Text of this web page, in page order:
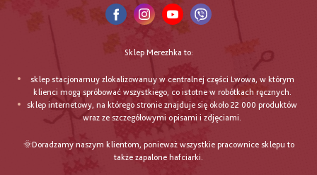
Sklep Merezhka to:
sklep stacjonarnuy zlokalizowanuy w centralnej części Lwowa, w którym
klienci mogą spróbować wszystkiego, co istotne w robótkach ręcznych.
sklep internetowy, na którego stronie znajduje się około 22 000 produktów
wraz ze szczegółowymi opisami i zdjęciami.
🌞Doradzamy naszym klientom, ponieważ wszystkie pracownice sklepu to
także zapalone hafciarki.